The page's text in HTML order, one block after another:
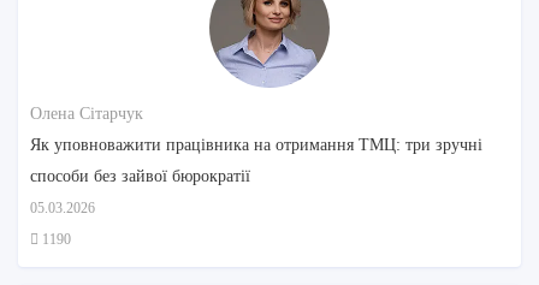
Олена Сітарчук
Як уповноважити працівника на отримання ТМЦ: три зручні
способи без зайвої бюрократії
05.03.2026
1190